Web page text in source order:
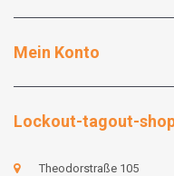
Mein Konto
Lockout-tagout-
Theodorstraße 105